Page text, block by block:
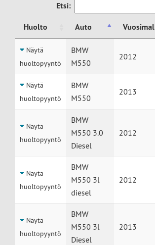
Etsi:
Huolto Auto
Huolto
Auto
Näytä
huoltopyyntö
BMW
M550
2012
Näytä
huoltopyyntö
BMW
M550
2013
Näytä
huoltopyyntö
BMW
M550 3.0
Diesel
2012
Näytä
huoltopyyntö
BMW
M550 3l
diesel
2012
Näytä
huoltopyyntö
BMW
M550 3l
Diesel
2013